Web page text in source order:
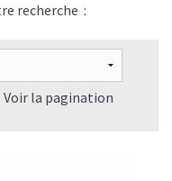
recherche :
Voir la pagination